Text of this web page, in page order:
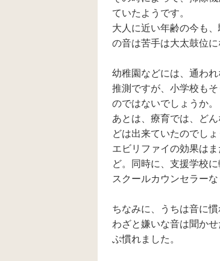
まいました。 発達支
援センターでWISC等
の診断もし、IQ的に
は問題がないとのこ
でした。 学習等には
不安がありません
が、みんなと一緒に
行動する、あわせる
のが苦手なようで
す。 発達障害です！
ADです！とはっきり
言われませんでした
が、アスペルガー症
候群ではないかと思
います。 中々思うよ
とに親なのに諦めて
しまいそうになりま
す。 同じような経験
をされているかた、
登
す
な
あ
と
た
い
方
等
ど
を
か？ 皆さ
ていたようです。
大人に近い年齢の今も
の音は苦手は大太鼓位に
幼稚園などには、通われ
推測ですが、小学校も
のではないでしょうか。
あとは、療育では、ど
どは出来ていたのでしょ
エビリファイの効果は
ど。同時に、支援学校
スクールカウンセラー
ちなみに、うちは音に
わざと嫌いな音は聞か
ぶ慣れました。